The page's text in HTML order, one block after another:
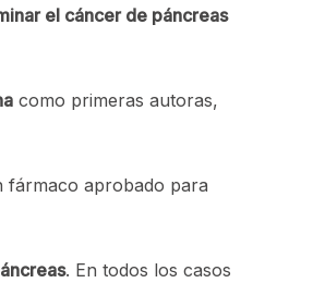
el cáncer de páncreas
como primeras autoras,
fármaco aprobado para
. En todos los casos